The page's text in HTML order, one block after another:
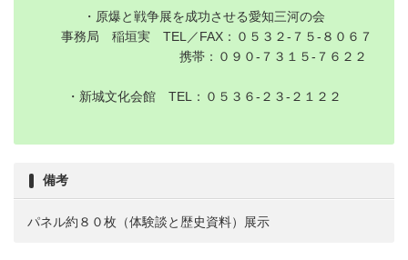
・原爆と戦争展を成功させる愛知三河の会
事務局 稲垣実 TEL／FAX：０５３２‐７５‐８０６７
携帯：０９０‐７３１５‐７６２２
・新城文化会館 TEL：０５３６‐２３‐２１２２
備考
パネル約８０枚（体験談と歴史資料）展示